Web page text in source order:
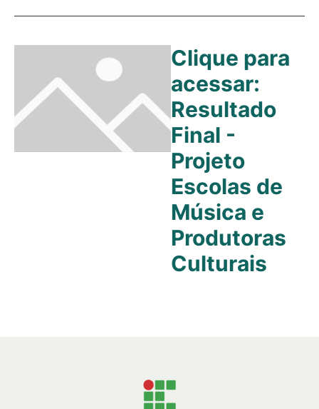
Clique para
acessar:
Resultado
Final -
Projeto
Escolas de
Música e
Produtoras
Culturais